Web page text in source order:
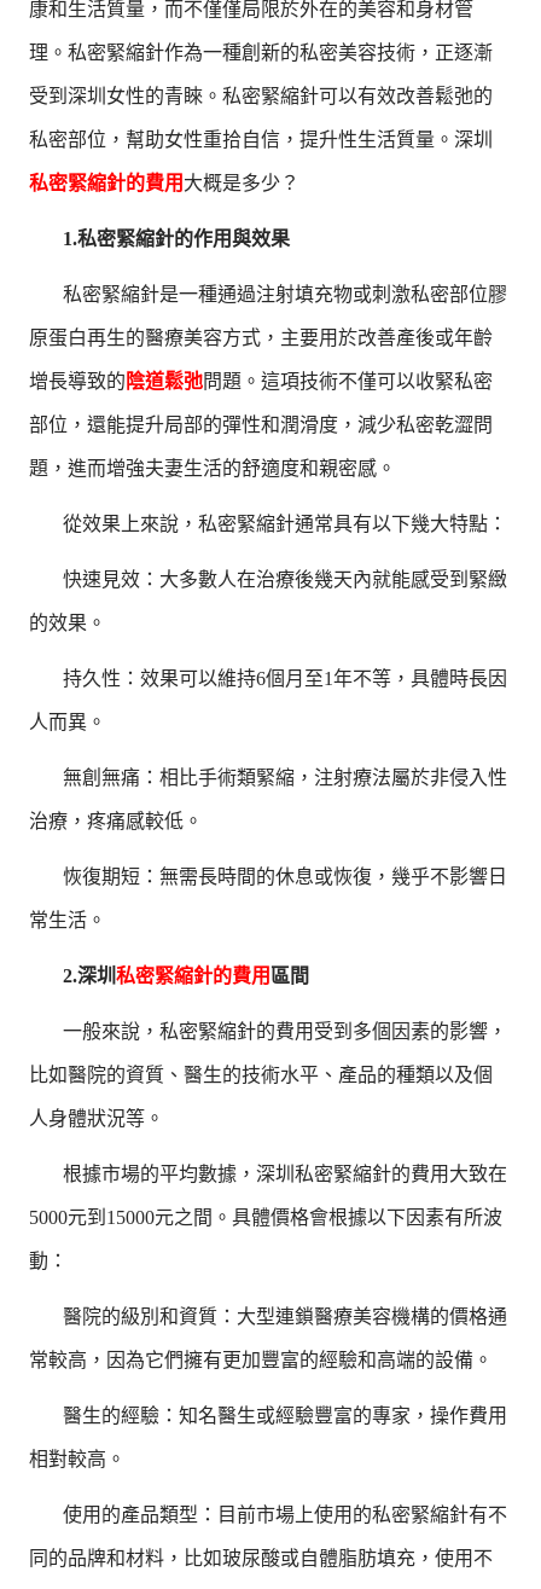
康和生活質量，而不僅僅局限於外在的美容和身材管
理。私密緊縮針作為一種創新的私密美容技術，正逐漸
受到深圳女性的青睞。私密緊縮針可以有效改善鬆弛的
私密部位，幫助女性重拾自信，提升性生活質量。深圳
私密緊縮針的費用 大概是多少？
1.私密緊縮針的作用與效果
私密緊縮針是一種通過注射填充物或刺激私密部位膠
原蛋白再生的醫療美容方式，主要用於改善產後或年齡
增長導致的 陰道鬆弛問題。這項技術不僅可以收緊私密
部位，還能提升局部的彈性和潤滑度，減少私密乾澀問
題，進而增強夫妻生活的舒適度和親密感。
從效果上來說，私密緊縮針通常具有以下幾大特點：
快速見效：大多數人在治療後幾天內就能感受到緊緻
的效果。
持久性：效果可以維持6個月至1年不等，具體時長因
人而異。
無創無痛：相比手術類緊縮，注射療法屬於非侵入性
治療，疼痛感較低。
恢復期短：無需長時間的休息或恢復，幾乎不影響日
常生活。
2.深圳私密緊縮針的費用 區間
一般來說，私密緊縮針的費用受到多個因素的影響，
比如醫院的資質、醫生的技術水平、產品的種類以及個
人身體狀況等。
根據市場的平均數據，深圳私密緊縮針的費用大致在
5000元到15000元之間。具體價格會根據以下因素有所波
動：
醫院的級別和資質：大型連鎖醫療美容機構的價格通
常較高，因為它們擁有更加豐富的經驗和高端的設備。
醫生的經驗：知名醫生或經驗豐富的專家，操作費用
相對較高。
使用的產品類型：目前市場上使用的私密緊縮針有不
同的品牌和材料，比如玻尿酸或自體脂肪填充，使用不